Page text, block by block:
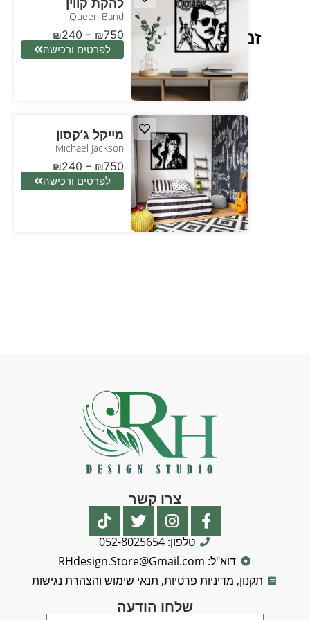
זמר
Queen Band
₪240 – ₪750
לפרטים ורכישה
מייקל ג’קסון
Michael Jackson
₪240 – ₪750
לפרטים ורכישה
צרו קשר
טלפון: 052-8025654
דוא"ל: RHdesign.Store@Gmail.com
תקנון, מדיניות פרטיות, תנאי שימוש והצהרת נגישות
שלחו הודעה